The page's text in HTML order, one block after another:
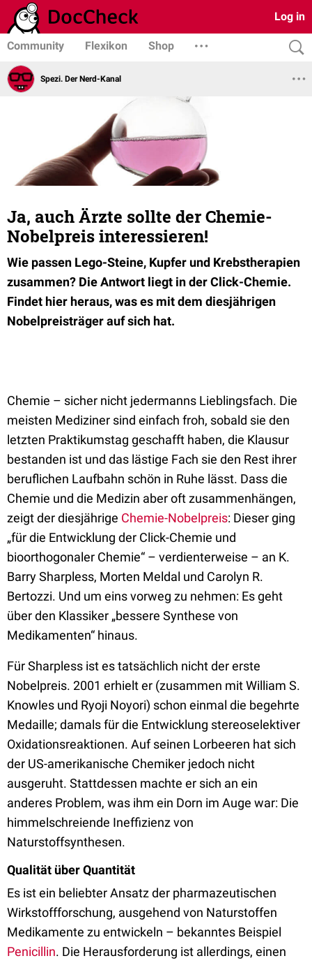
Log in
Community Flexikon Shop
Spezi. Der Nerd-Kanal
Ja, auch Ärzte sollte der Chemie-
Nobelpreis interessieren!
Wie passen Lego-Steine, Kupfer und Krebstherapien
zusammen? Die Antwort liegt in der Click-Chemie.
Findet hier heraus, was es mit dem diesjährigen
Nobelpreisträger auf sich hat.
Chemie – sicher nicht jedermanns Lieblingsfach. Die
meisten Mediziner sind einfach froh, sobald sie den
letzten Praktikumstag geschafft haben, die Klausur
bestanden ist und das lästige Fach sie den Rest ihrer
beruflichen Laufbahn schön in Ruhe lässt. Dass die
Chemie und die Medizin aber oft zusammenhängen,
zeigt der diesjährige Chemie-Nobelpreis: Dieser ging
„für die Entwicklung der Click-Chemie und
bioorthogonaler Chemie“ – verdienterweise – an K.
Barry Sharpless, Morten Meldal und Carolyn R.
Bertozzi. Und um eins vorweg zu nehmen: Es geht
über den Klassiker „bessere Synthese von
Medikamenten“ hinaus.
Für Sharpless ist es tatsächlich nicht der erste
Nobelpreis. 2001 erhielt er (zusammen mit William S.
Knowles und Ryoji Noyori) schon einmal die begehrte
Medaille; damals für die Entwicklung stereoselektiver
Oxidationsreaktionen. Auf seinen Lorbeeren hat sich
der US-amerikanische Chemiker jedoch nicht
ausgeruht. Stattdessen machte er sich an ein
anderes Problem, was ihm ein Dorn im Auge war: Die
himmelschreiende Ineffizienz von
Naturstoffsynthesen.
Qualität über Quantität
Es ist ein beliebter Ansatz der pharmazeutischen
Wirkstoffforschung, ausgehend von Naturstoffen
Medikamente zu entwickeln – bekanntes Beispiel
Penicillin. Die Herausforderung ist allerdings, einen